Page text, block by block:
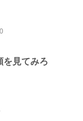
を見てみろ